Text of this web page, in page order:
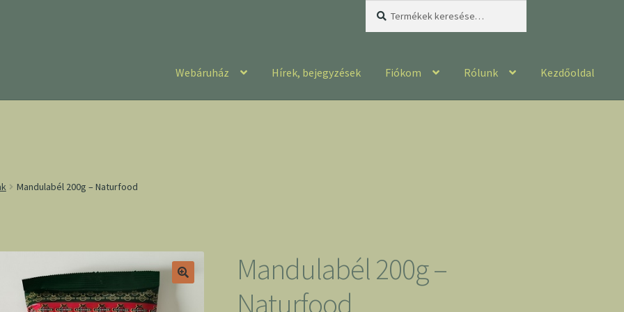
Webáruház Hírek, bejegyzések Fiókom Rólunk Kezdőoldal
Mandulabél 200g – Naturfood
Mandulabél 200g –
Naturfood